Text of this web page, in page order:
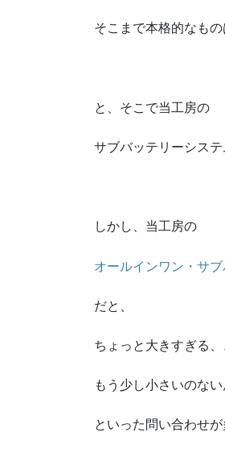
そこまで本格的なもの
と、そこで当工房の
サブバッテリーシス
しかし、当工房の
オールインワン・サ
だと、
ちょっと大きすぎる、
もう少し小さいのない
といった問い合わせが